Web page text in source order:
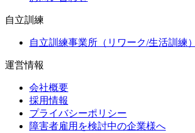
自立訓練
自立訓練事業所（リワーク/生活訓練）
運営情報
会社概要
採用情報
プライバシーポリシー
障害者雇用を検討中の企業様へ